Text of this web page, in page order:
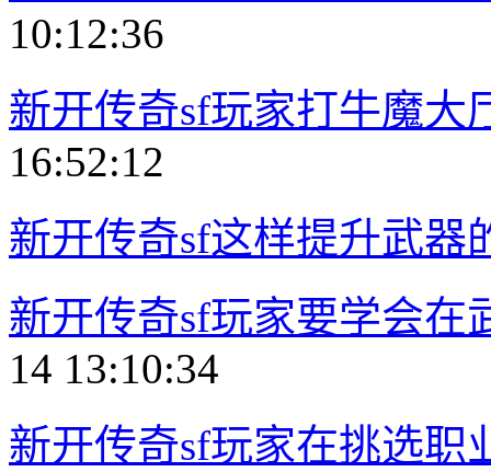
10:12:36
新开传奇sf玩家打牛魔大
16:52:12
新开传奇sf这样提升武器
新开传奇sf玩家要学会在
14 13:10:34
新开传奇sf玩家在挑选职